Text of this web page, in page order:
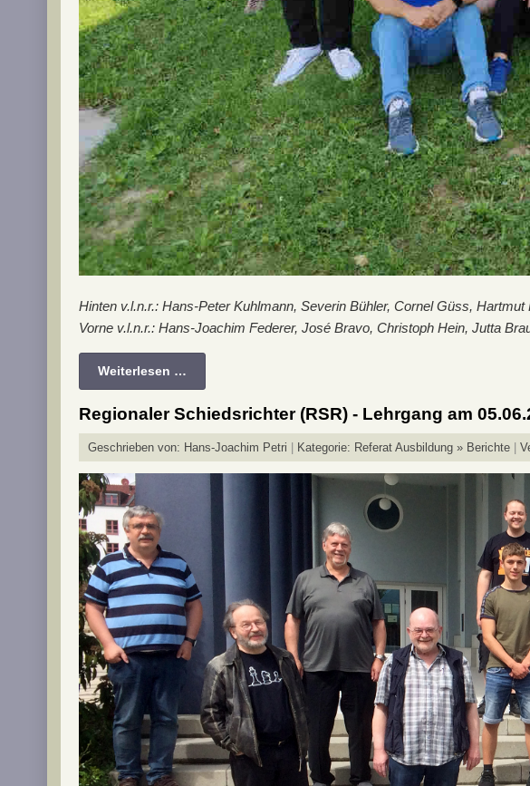
Hinten v.l.n.r.: Hans-Peter Kuhlmann, Severin Bühler, Cornel Güss,
Vorne v.l.n.r.: Hans-Joachim Federer, José Bravo, Christoph Hein, Jutta
Weiterlesen …
Regionaler Schiedsrichter (RSR) - Lehrgang am
Geschrieben von: Hans-Joachim Petri Kategorie: Referat Ausbildung » Berichte